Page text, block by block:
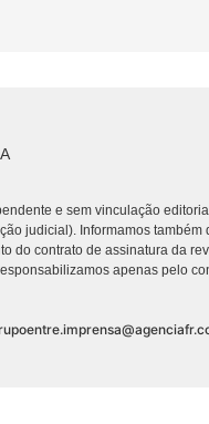
e sem vinculação
judicial). Informamos
do contrato de assinatura da
apenas pelo